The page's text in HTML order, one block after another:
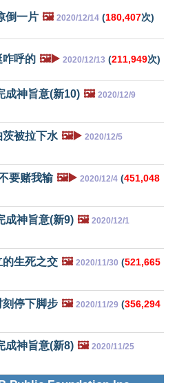
倒一片 🖼️ 2020/12/14 (180,407次)
咋呼的 🖼️▶️ 2020/12/13 (211,949次)
成神旨意(新10) 🖼️ 2020/12/9
被拉下水 🖼️▶️ 2020/12/5
要赌我输 🖼️▶️ 2020/12/4 (451,048
成神旨意(新9) 🖼️ 2020/12/1
生死之交 🖼️ 2020/11/30 (521,665
停下脚步 🖼️ 2020/11/29 (356,294
成神旨意(新8) 🖼️ 2020/11/25